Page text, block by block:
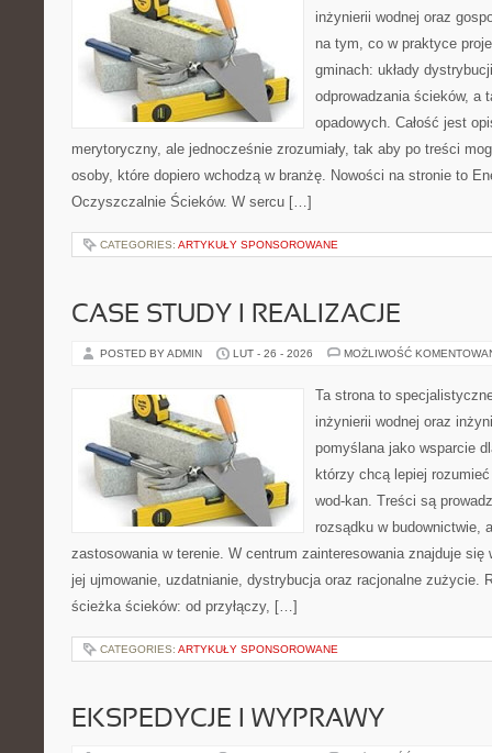
inżynierii wodnej oraz
na tym, co w praktyce
gminach: układy
odprowadzania ścieków, a
opadowych. Całość jest
merytoryczny, ale jednocześnie zrozumiały, tak aby po treści
osoby, które dopiero wchodzą w branżę. Nowości na stronie to
Oczyszczalnie Ścieków. W sercu […]
CATEGORIES: ARTYKUŁY SPONSOROWANE
CASE STUDY I REALIZACJE
POSTED BY ADMIN LUT - 26 - 2026 MOŻLIWOŚĆ
Ta strona to
inżynierii wodnej oraz
pomyślana jako wsparcie
którzy chcą lepiej
wod-kan. Treści są
rozsądku w budownictwie,
zastosowania w terenie. W centrum zainteresowania znajduje się
jej ujmowanie, uzdatnianie, dystrybucja oraz racjonalne zużycie.
ścieżka ścieków: od przyłączy, […]
CATEGORIES: ARTYKUŁY SPONSOROWANE
EKSPEDYCJE I WYPRAWY